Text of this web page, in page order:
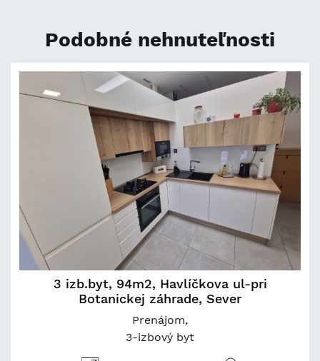
Podobné nehnuteľnosti
3 izb.byt, 94m2, Havlíčkova ul-pri
Botanickej záhrade, Sever
Prenájom
3-izbový byt